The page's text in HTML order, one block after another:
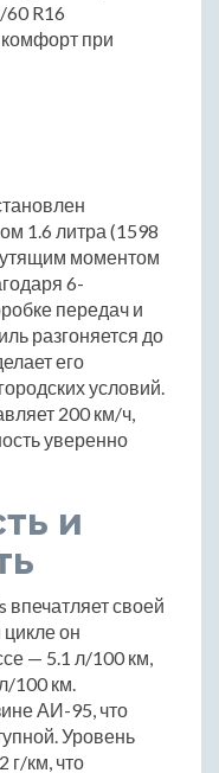
R16
комфорт при
1.6 литра (1598
моментом
6-
передач и
разгоняется до
его
условий.
200 км/ч,
уверенно
и
впечатляет своей
он
— 5.1 л/100 км,
100 км.
АИ-95, что
Уровень
г/км, что